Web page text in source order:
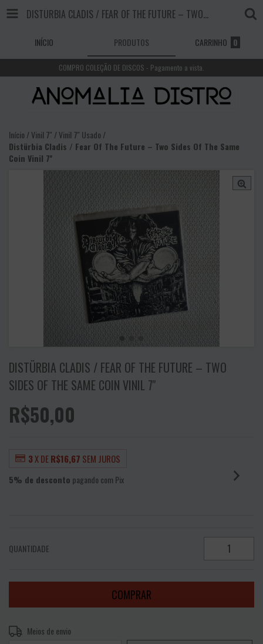
DISTÜRBIA CLADIS / FEAR OF THE FUTURE – TWO SIDES OF THE SAME COIN VINIL 7''
INÍCIO PRODUTOS CARRINHO 0
COMPRO COLEÇÃO DE DISCOS - Pagamento a vista.
Início /Vinil 7'' /Vinil 7'' Usado /
Distürbia Cladis / Fear Of The Future – Two Sides Of The Same
Coin Vinil 7''
DISTÜRBIA CLADIS / FEAR OF THE FUTURE – TWO
SIDES OF THE SAME COIN VINIL 7''
R$50,00
3X DER$16,67 SEM JUROS
5% de desconto pagando com Pix
QUANTIDADE
Entregas para o CEP:
Meios de envio